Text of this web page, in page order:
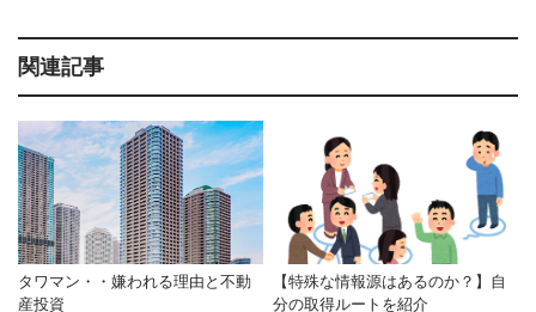
関連記事
タワマン・・嫌われる理由と不動
産投資
【特殊な情報源はあるのか？】自
分の取得ルートを紹介